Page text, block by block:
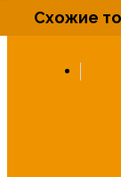
Схожие